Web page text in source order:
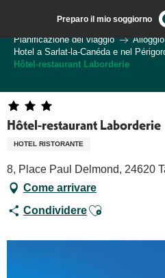
contenu
principal
Preparo il mio soggiorno
Benvenuti a Sarlat, capitale del
Pianificazione del viaggio
Alloggio
Hotel a Sarlat-la-Canéda e nel
Hôtel-restaurant Laborderie
Hôtel-restaurant Laborderie
HOTEL RISTORANTE
8, Place Paul Delmond, 24620
Come arrivare
CondividereAjouter aux